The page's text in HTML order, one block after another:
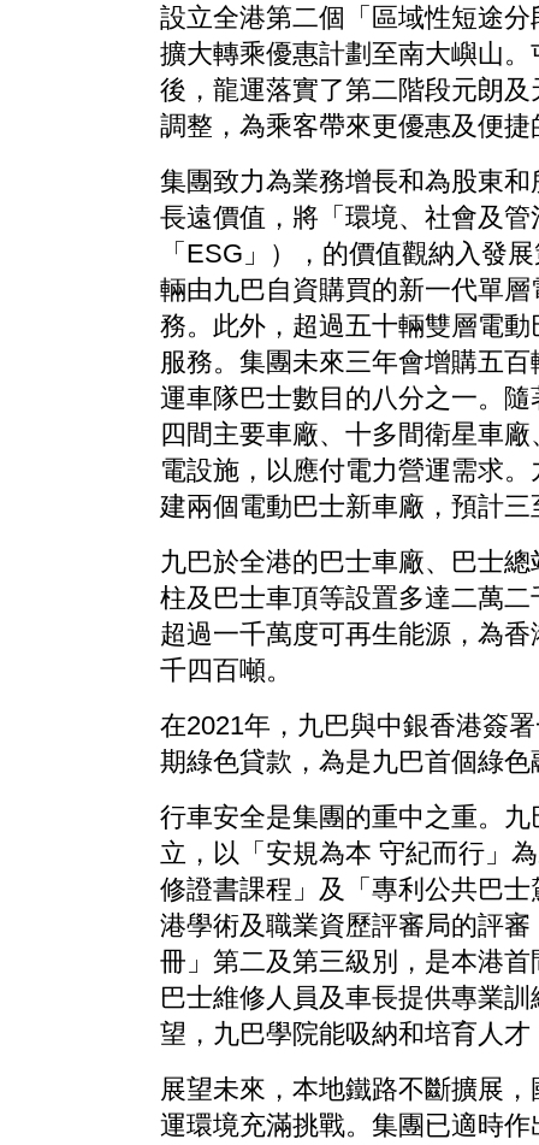
設立全港第二個「區域性短途
擴大轉乘優惠計劃至南大嶼山
後，龍運落實了第二階段元朗
調整，為乘客帶來更優惠及便
集團致力為業務增長和為股東
長遠價值，將「環境、社會及管
「ESG」），的價值觀納入發
輛由九巴自資購買的新一代單
務。此外，超過五十輛雙層電
服務。集團未來三年會增購五
運車隊巴士數目的八分之一。
四間主要車廠、十多間衛星車
電設施，以應付電力營運需求
建兩個電動巴士新車廠，預計
九巴於全港的巴士車廠、巴士
柱及巴士車頂等設置多達二萬
超過一千萬度可再生能源，為
千四百噸。
在2021年，九巴與中銀香港簽
期綠色貸款，為是九巴首個綠色
行車安全是集團的重中之重。
立，以「安規為本 守紀而行」
修證書課程」及「專利公共巴
港學術及職業資歷評審局的評
冊」第二及第三級別，是本港
巴士維修人員及車長提供專業
望，九巴學院能吸納和培育人
展望未來，本地鐵路不斷擴展
運環境充滿挑戰。集團已適時